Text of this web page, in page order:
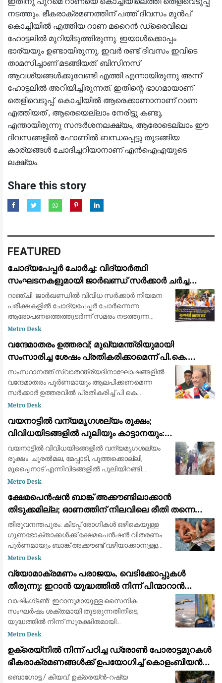
നടത്തും. ഭീകരാക്രമണത്തിന് പത്ത് ദിവസം മുൻപ്
കൊച്ചിയിൽ എത്തിയ റാണ മറൈൻ ഡ്രൈവിലെ
ഹോട്ടലിൽ മുറിയിടുത്തിരുന്നു. ഇയാൾക്കൊപ്പം
ഭാര്യയും ഉണ്ടായിരുന്നു. ഇവർ രണ്ട് ദിവസം ഇവിടെ
താമസിച്ചാണ് മടങ്ങിയത്. ബിസിനസ്
ആവശ്യങ്ങൾക്കുവേണ്ടി എത്തി എന്നായിരുന്നു അന്ന്
ഹോട്ടലിൽ അറിയിച്ചിരുന്നത്. ഇതിന്റെ ഭാ​ഗമായാണ്
തെളിവെടുപ്പ്. കൊച്ചിയിൽ ആരെക്കാണാനാണ് റാണ
എത്തിയത് , ആരെയെല്ലാം നേരിട്ടു കണ്ടു,
എന്തായിരുന്നു സന്ദർശനലക്ഷ്യം, ആരോടെല്ലാം ഈ
ദിവസങ്ങളിൽ ഫോണിൽ ബന്ധപ്പെട്ടു തുടങ്ങിയ
കാര്യങ്ങൾ ചോദിച്ചറിയാനാണ് എൻഐഎയുടെ
ലക്ഷ്യം.
Share this story
FEATURED
ചോദ്യപേപ്പർ ചോർച്ച: വിദ്യാർത്ഥി
സംഘടനകളുമായി ജാർഖണ്ഡ് സർക്കാർ ചർച്ച
നടത്തി; സമരം തുടരുമെന്ന് ഉദ്യോഗാർത്ഥികൾ
റാഞ്ചി: ജാർഖണ്ഡിൽ വിവിധ സർക്കാർ നിയമന
പരീക്ഷകളിൽ ചോദ്യപേപ്പർ ചോർന്നെന്ന
ആരോപണത്തെത്തുടർന്ന് സമരം നടത്തുന്ന
വിദ്യാർത്ഥി പ്രതിനിധികളുമായി സംസ്ഥാന
അഞ്ചംഗ സർക്കാർ
Metro Desk
വന്ദേമാതരം ഉത്തരവ്; മുഖ്യമന്ത്രിയുമായി
സംസാരിച്ച ശേഷം പ്രതികരിക്കാമെന്ന് പി.കെ.
കുഞ്ഞാലിക്കുട്ടി: നിലപാടിൽ മാറ്റമില്ല
സംസ്ഥാനത്ത് സ്വാതന്ത്ര്യദിനാഘോഷങ്ങളിൽ
വന്ദേമാതരം പൂർണമായും ആലപിക്കണമെന്ന
സർക്കാർ ഉത്തരവിൽ പ്രതികരിച്ച് പി കെ
കുഞ്ഞാലിക്കുട്ടി. സർക്കാർ നിലപാടിൽ
പൂർണ്ണമായും ച
Metro Desk
വയനാട്ടിൽ വന്യമൃഗശല്യം രൂക്ഷം;
വിവിധയിടങ്ങളിൽ പുലിയും കാട്ടാനയും:
ആശങ്കയിൽ ജനങ്ങൾ
വയനാട്ടിൽ വിവിധയിടങ്ങളിൽ വന്യമൃഗശല്യം
രൂക്ഷം. ചൂരൽമല, മേപ്പാടി, പൂത്തക്കൊല്ലി,
മൂപ്പൈനാട് എന്നിവിടങ്ങളിൽ പുലിയിറങ്ങി.
ചീരാലിൽ കടുവ ആടിനെ കൊന്നു. അതേസമയം,
കാട്ടാനയുട
Metro Desk
ക്ഷേമപെൻഷൻ ബാങ്ക് അക്കൗണ്ടിലാക്കാൻ
തിടുക്കമില്ല; ഓണത്തിന് നിലവിലെ രീതി തന്നെ
തുടരും
തിരുവനന്തപുരം: കിടപ്പ് രോഗികൾ ഒഴികെയുള്ള
ഗുണഭോക്താക്കൾക്ക് ക്ഷേമപെൻഷൻ വിതരണം
പൂർണമായും ബാങ്ക് അക്കൗണ്ട് വഴിയാക്കാനുള്ള
തീരുമാനം തിടുക്കത്തിൽ നടപ്പാക്കില്ലെന്ന്
Metro Desk
വ്യോമാക്രമണം പരാജയം, വെടിക്കോപ്പുകൾ
തീരുന്നു: ഇറാൻ യുദ്ധത്തിൽ നിന്ന് പിന്മാറാൻ
വഴിതേടി അമേരിക്കൻ സൈനിക നേതൃത്വം
വാഷിംഗ്ടൺ: ഇറാനുമായുള്ള സൈനിക
സംഘർഷം ശക്തമായി തുടരുന്നതിനിടെ,
യുദ്ധത്തിൽ നിന്ന് സുരക്ഷിതമായി
പുറത്തുകടക്കാനുള്ള മാർഗ്ഗങ്ങൾ (Exit Strategy)
നീക്കം നടത്തുന്നതായി റിപ
Metro Desk
ഉക്രെയ്നിൽ നിന്ന് പഠിച്ച ഡ്രോൺ പോരാട്ടമുറകൾ
ഭീകരാക്രമണങ്ങൾക്ക് ഉപയോഗിച്ച് കൊളംബിയൻ
ലഹരി കാർട്ടലുകൾ
ബൊഗോട്ട / കിയവ്: ഉക്രെയ്ൻ-റഷ്യ